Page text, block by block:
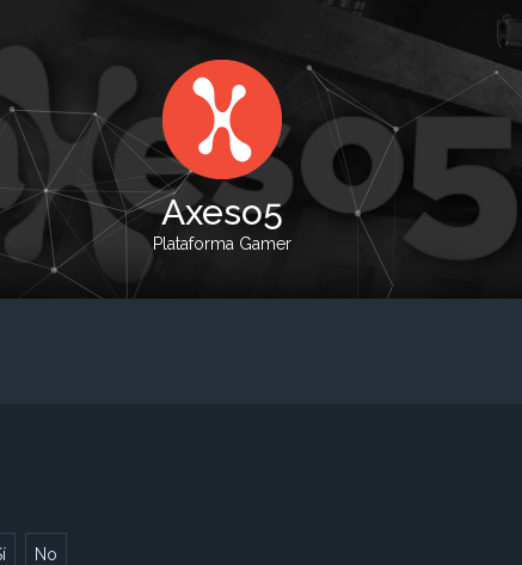
Axeso5
Plataforma Gamer